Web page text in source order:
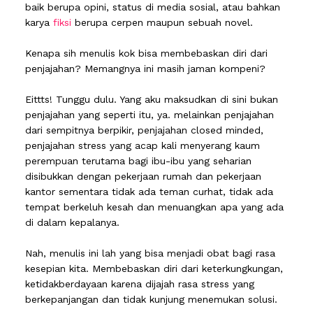
baik berupa opini, status di media sosial, atau bahkan
karya fiksi berupa cerpen maupun sebuah novel.
Kenapa sih menulis kok bisa membebaskan diri dari
penjajahan? Memangnya ini masih jaman kompeni?
Eittts! Tunggu dulu. Yang aku maksudkan di sini bukan
penjajahan yang seperti itu, ya. melainkan penjajahan
dari sempitnya berpikir, penjajahan closed minded,
penjajahan stress yang acap kali menyerang kaum
perempuan terutama bagi ibu-ibu yang seharian
disibukkan dengan pekerjaan rumah dan pekerjaan
kantor sementara tidak ada teman curhat, tidak ada
tempat berkeluh kesah dan menuangkan apa yang ada
di dalam kepalanya.
Nah, menulis ini lah yang bisa menjadi obat bagi rasa
kesepian kita. Membebaskan diri dari keterkungkungan,
ketidakberdayaan karena dijajah rasa stress yang
berkepanjangan dan tidak kunjung menemukan solusi.